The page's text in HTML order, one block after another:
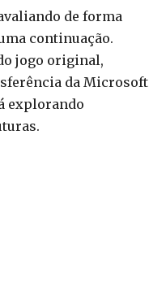
de forma
continuação.
jogo original,
da Microsoft
explorando